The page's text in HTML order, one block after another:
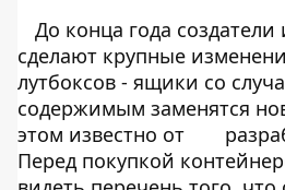
До конца года
сделают крупные
лутбоксов - ящики со
содержимым заменятся
этом известно от
Перед покупкой